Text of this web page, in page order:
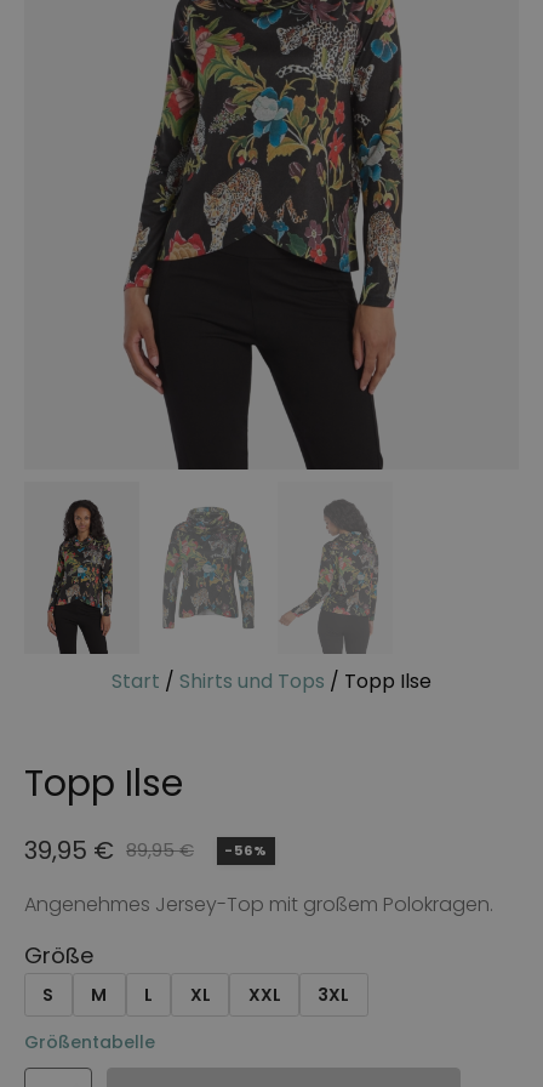
Start / Shirts und Tops / Topp Ilse
Topp Ilse
89,95€
Ursprünglicher
Preis
war:
89,95 €
39,95 €
Aktueller
Preis
ist:
39,95 €.
-56%
Angenehmes Jersey-Top mit großem Polokragen.
Größe
S M L XL XXL
3XL
Größentabelle